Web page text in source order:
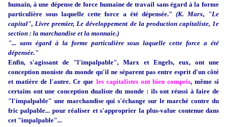
humain, à une dépense de force humaine de travail sans égard à la forme
particulière sous laquelle cette force a été dépensée." (K. Marx, "Le
capital", Livre premier, Le développement de la production capitaliste, 1e
section : la marchandise et la monnaie.)
"... sans égard à la forme particulière sous laquelle cette force a été
dépensée."
Enfin, s'agissant de "l'impalpable", Marx et Engels, eux, ont une
conception moniste du monde qu'il ne séparent pas entre esprit d'un côté
et matière de l'autre. Ce que les capitalistes ont bien compris, même si
certains ont une conception dualiste du monde : ils ont réussi à faire de
"l'impalpable" une marchandise qui s'échange sur le marché contre du
fric palpable... pour réaliser et s'approprier la plus-value contenue dans
cet "impalpable"...